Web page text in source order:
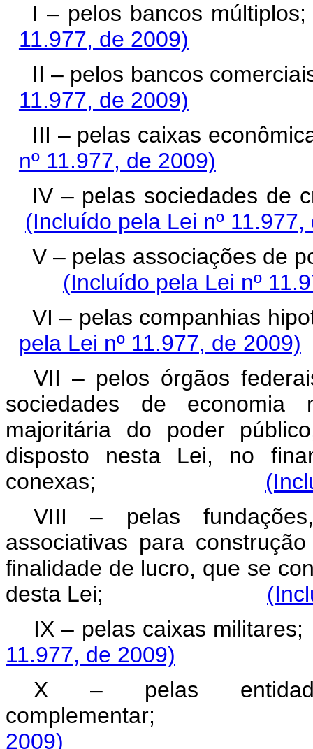
I – pelos
11.977, de 2009)
II – pelos bancos
11.977, de 2009)
III – pelas caixas
nº 11.977, de 2009)
IV – pelas
(Incluído pela Lei nº 11.977,
V – pelas
(Incluído pela Lei nº
VI – pelas
pela Lei nº 11.977, de 2009)
VII – pelos órgãos
sociedades de
majoritária do poder
disposto nesta Lei, no
conexas;
VIII – pelas
associativas para
finalidade de lucro, que se
desta Lei;
IX – pelas
11.977, de 2009)
X – pelas
2009)